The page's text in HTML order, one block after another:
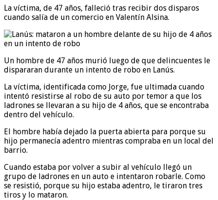
La víctima, de 47 años, falleció tras recibir dos disparos
cuando salía de un comercio en Valentín Alsina.
Un hombre de 47 años murió luego de que delincuentes le
dispararan durante un intento de robo en Lanús.
La víctima, identificada como Jorge, fue ultimada cuando
intentó resistirse al robo de su auto por temor a que los
ladrones se llevaran a su hijo de 4 años, que se encontraba
dentro del vehículo.
El hombre había dejado la puerta abierta para porque su
hijo permanecía adentro mientras compraba en un local del
barrio.
Cuando estaba por volver a subir al vehículo llegó un
grupo de ladrones en un auto e intentaron robarle. Como
se resistió, porque su hijo estaba adentro, le tiraron tres
tiros y lo mataron.